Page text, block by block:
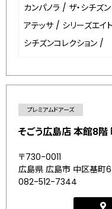
カンパノラ / ザ・シチズン
アテッサ / シリーズエイト
シチズンコレクション /
プレミアムドアーズ
そごう広島店 本館8階
〒730-0011
広島県 広島市 中区基町
082-512-7344